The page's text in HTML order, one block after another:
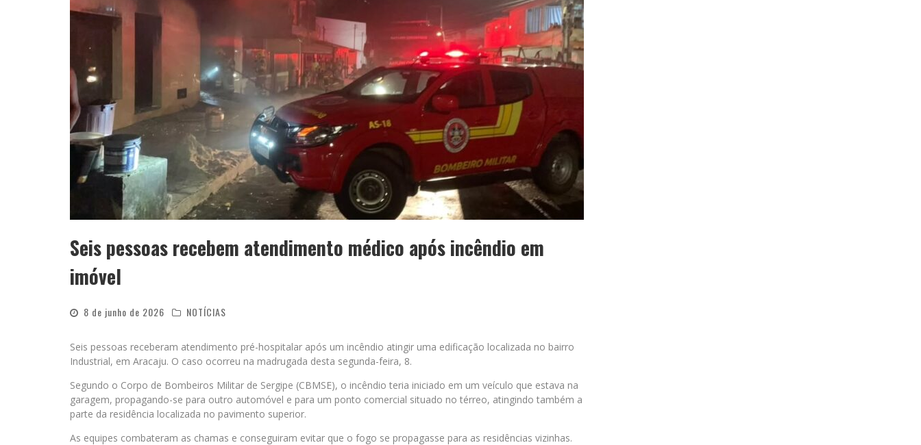
Seis pessoas recebem atendimento médico após incêndio em
imóvel
8 de junho de 2026 NOTÍCIAS
Seis pessoas receberam atendimento pré-hospitalar após um incêndio atingir uma edificação localizada no bairro
Industrial, em Aracaju. O caso ocorreu na madrugada desta segunda-feira, 8.
Segundo o Corpo de Bombeiros Militar de Sergipe (CBMSE), o incêndio teria iniciado em um veículo que estava na
garagem, propagando-se para outro automóvel e para um ponto comercial situado no térreo, atingindo também a
parte da residência localizada no pavimento superior.
As equipes combateram as chamas e conseguiram evitar que o fogo se propagasse para as residências vizinhas.